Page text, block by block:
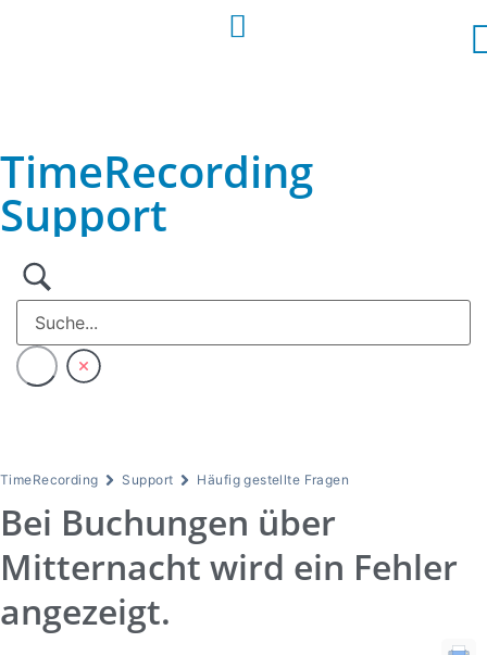
TimeRecording
Support
TimeRecording Support Häufig gestellte Fragen
Bei Buchungen über
Mitternacht wird ein Fehler
angezeigt.